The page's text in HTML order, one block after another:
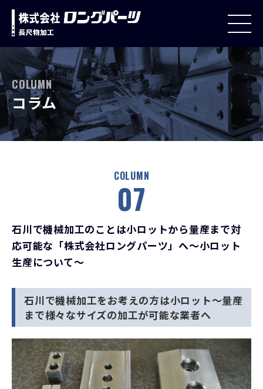
COLUMN
コラム
COLUMN
07
石川で機械加工のことは小ロットから量産まで対
応可能な 「株式会社ロングパーツ」へ～小ロット
生産について～
石川で機械加工をお考えの方は小ロット～量産
まで様々なサイズの加工が可能な業者へ